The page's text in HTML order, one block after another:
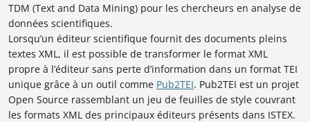
TDM (Text and Data Mining) pour les chercheurs en analyse de
données scientifiques.
Lorsqu’un éditeur scientifique fournit des documents pleins
textes XML, il est possible de transformer le format XML
propre à l’éditeur sans perte d’information dans un format TEI
unique grâce à un outil comme Pub2TEI. Pub2TEI est un projet
Open Source rassemblant un jeu de feuilles de style couvrant
les formats XML des principaux éditeurs présents dans ISTEX.